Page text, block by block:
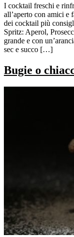
I cocktail freschi e
all’aperto con amici e
dei cocktail più
Spritz: Aperol,
grande e con
sec e succo […]
Bugie o